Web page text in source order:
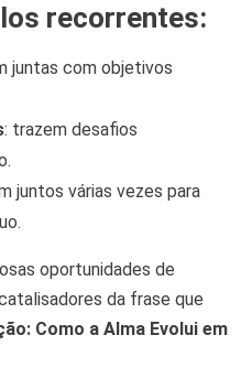
recorrentes:
juntas com objetivos
: trazem desafios
juntos várias vezes para
oportunidades de
da frase que
Como a Alma Evolui em